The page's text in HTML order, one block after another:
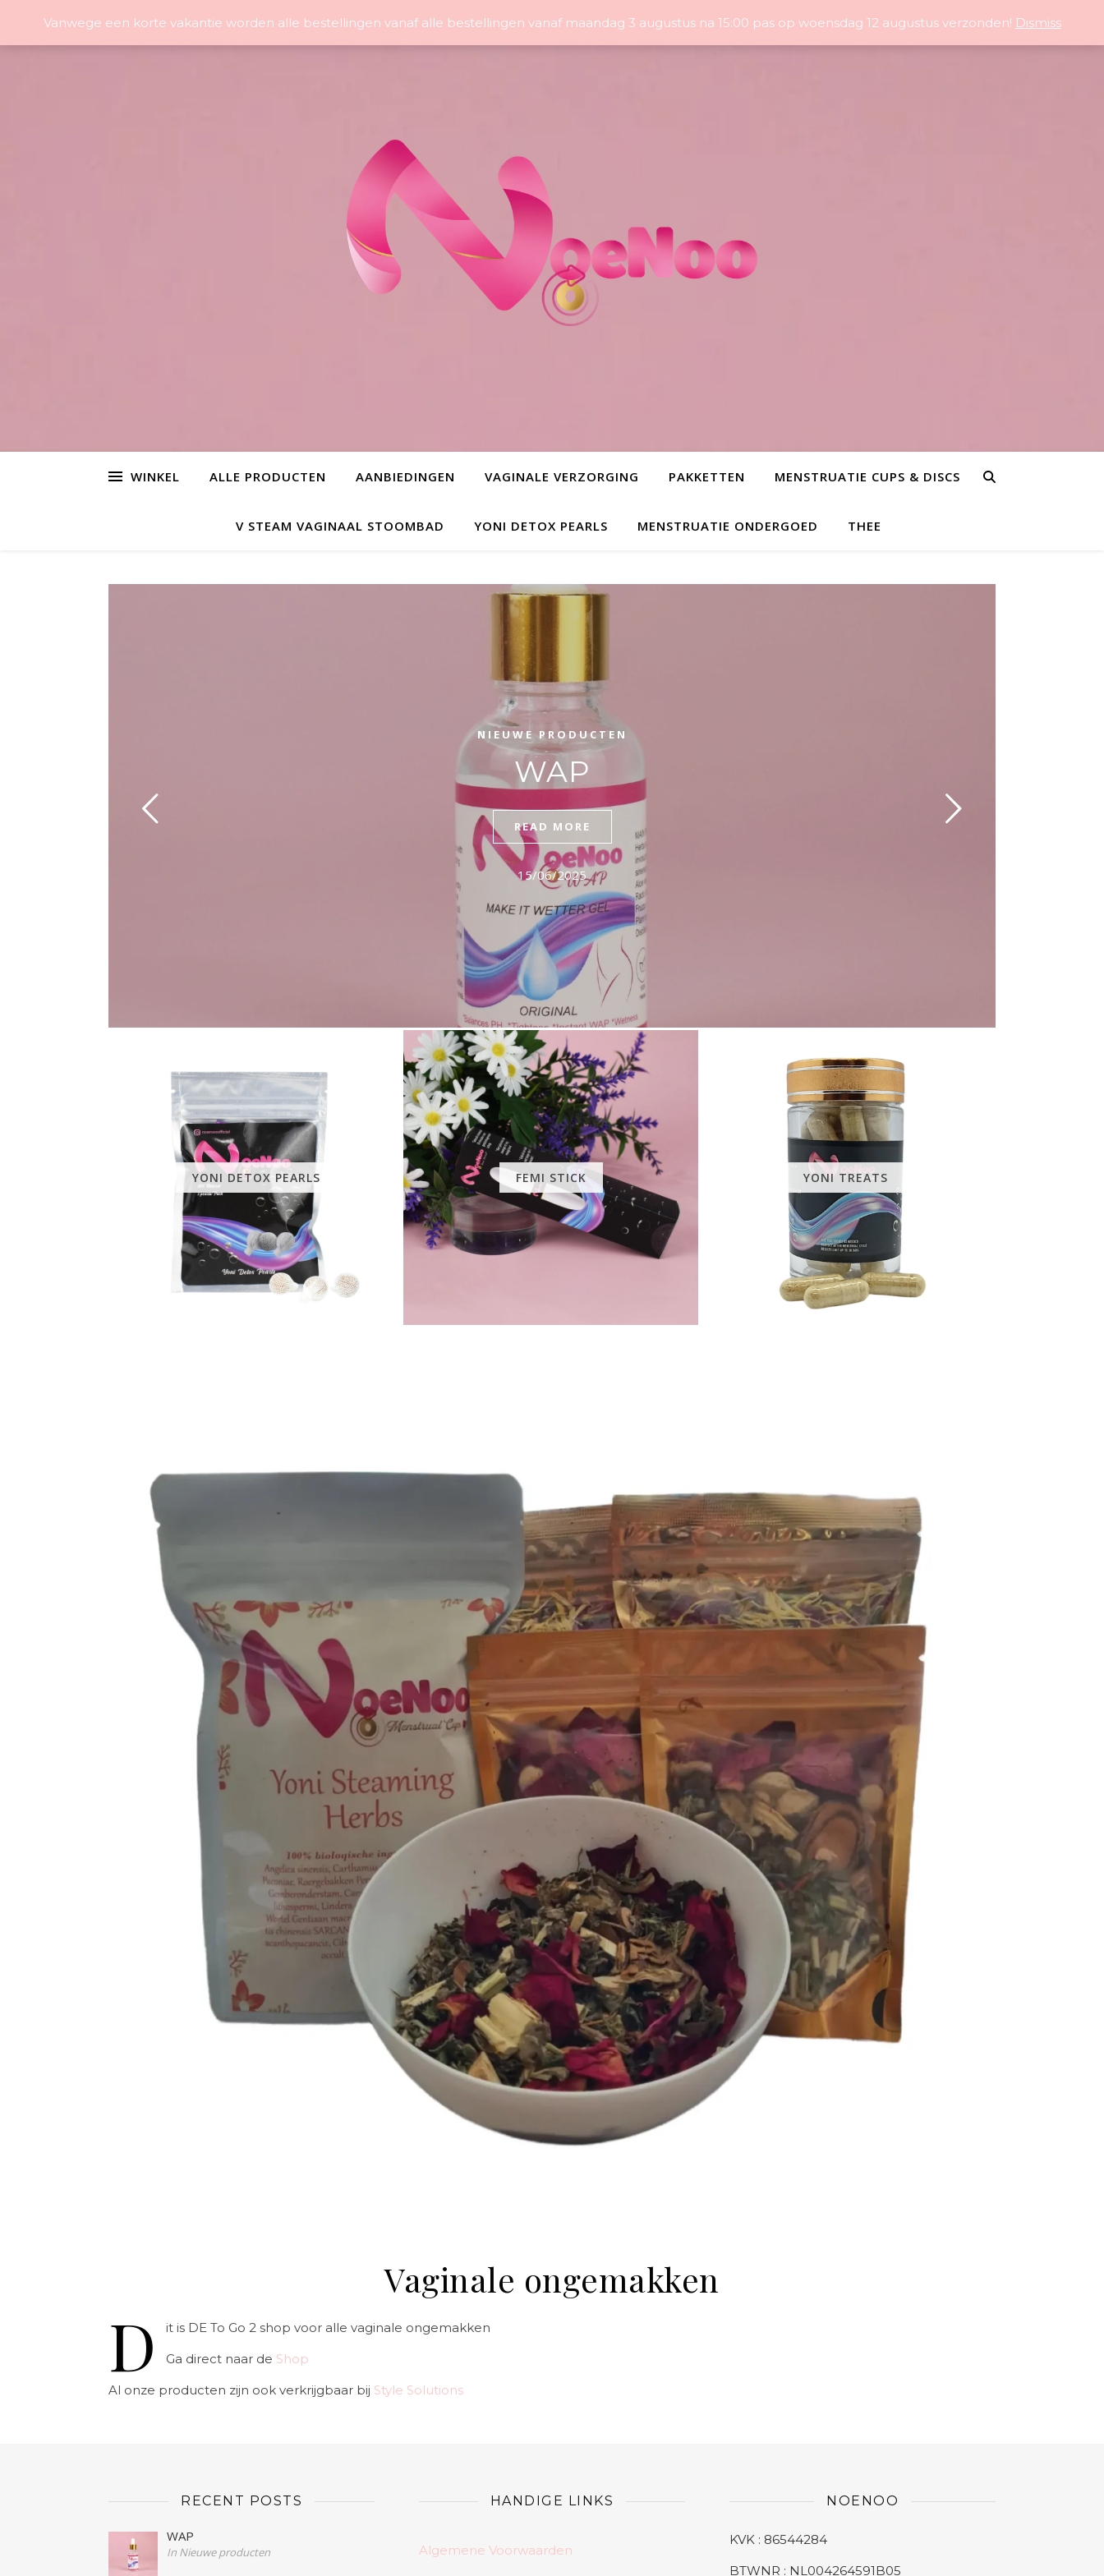
WINKEL ALLE PRODUCTEN AANBIEDINGEN VAGINALE VERZORGING PAKKETTEN MENSTRUATIE CUPS & DISCS
V STEAM VAGINAAL STOOMBAD YONI DETOX PEARLS MENSTRUATIE ONDERGOED THEE
NIEUWE PRODUCTEN
WAP
READ MORE
15/06/2025
YONI DETOX PEARLS FEMI STICK YONI TREATS
Vaginale ongemakken
D
it is DE To Go 2 shop voor alle vaginale ongemakken
Ga direct naar de Shop
Al onze producten zijn ook verkrijgbaar bij Style Solutions
RECENT POSTS
WAP
In Nieuwe producten
HANDIGE LINKS
Algemene Voorwaarden
NOENOO
KVK : 86544284
BTWNR : NL004264591B05
Vanwege een korte vakantie worden alle bestellingen vanaf alle bestellingen vanaf maandag 3 augustus na 15:00 pas op woensdag 12 augustus verzonden! Dismiss